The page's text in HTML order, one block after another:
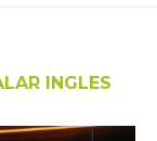
INGLES